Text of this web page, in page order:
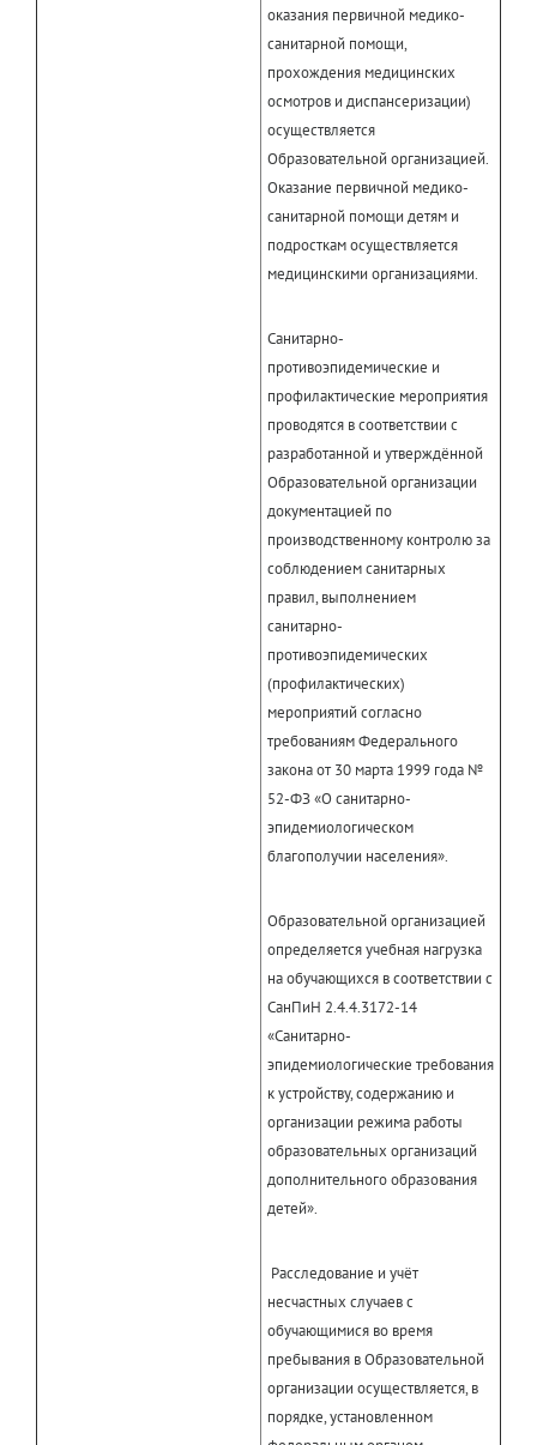
оказания первичной медико-
санитарной помощи,
прохождения медицинских
осмотров и диспансеризации)
осуществляется
Образовательной организацией.
Оказание первичной медико-
санитарной помощи детям и
подросткам осуществляется
медицинскими организациями.
Санитарно-
противоэпидемические и
профилактические мероприятия
проводятся в соответствии с
разработанной и утверждённой
Образовательной организации
документацией по
производственному контролю за
соблюдением санитарных
правил, выполнением
санитарно-
противоэпидемических
(профилактических)
мероприятий согласно
требованиям Федерального
закона от 30 марта 1999 года №
52-ФЗ «О санитарно-
эпидемиологическом
благополучии населения».
Образовательной организацией
определяется учебная нагрузка
на обучающихся в соответствии с
СанПиН 2.4.4.3172-14
«Санитарно-
эпидемиологические требования
к устройству, содержанию и
организации режима работы
образовательных организаций
дополнительного образования
детей».
Расследование и учёт
несчастных случаев с
обучающимися во время
пребывания в Образовательной
организации осуществляется, в
порядке, установленном